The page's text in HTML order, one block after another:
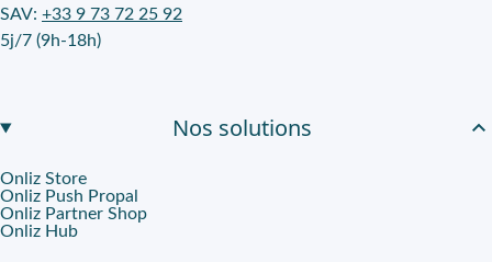
SAV: +33 9 73 72 25 92
5j/7 (9h-18h)
Nos solutions
Onliz Store
Onliz Push Propal
Onliz Partner Shop
Onliz Hub